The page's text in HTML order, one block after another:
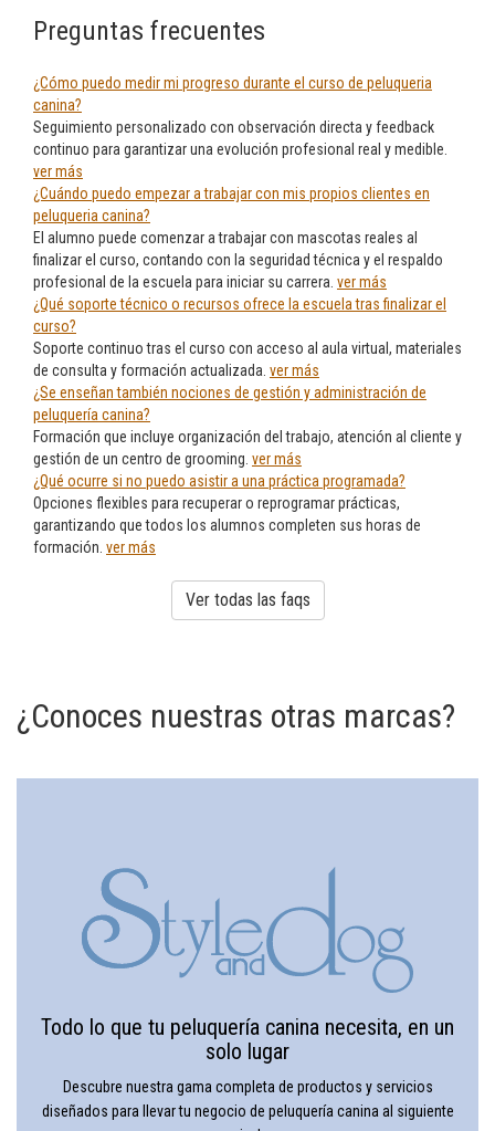
Preguntas frecuentes
¿Cómo puedo medir mi progreso durante el curso de peluqueria
canina?
Seguimiento personalizado con observación directa y feedback
continuo para garantizar una evolución profesional real y medible.
ver más
¿Cuándo puedo empezar a trabajar con mis propios clientes en
peluqueria canina?
El alumno puede comenzar a trabajar con mascotas reales al
finalizar el curso, contando con la seguridad técnica y el respaldo
profesional de la escuela para iniciar su carrera. ver más
¿Qué soporte técnico o recursos ofrece la escuela tras finalizar el
curso?
Soporte continuo tras el curso con acceso al aula virtual, materiales
de consulta y formación actualizada. ver más
¿Se enseñan también nociones de gestión y administración de
peluquería canina?
Formación que incluye organización del trabajo, atención al cliente y
gestión de un centro de grooming. ver más
¿Qué ocurre si no puedo asistir a una práctica programada?
Opciones flexibles para recuperar o reprogramar prácticas,
garantizando que todos los alumnos completen sus horas de
formación. ver más
Ver todas las faqs
¿Conoces nuestras otras marcas?
Todo lo que tu peluquería canina necesita, en un
solo lugar
Descubre nuestra gama completa de productos y servicios
diseñados para llevar tu negocio de peluquería canina al siguiente